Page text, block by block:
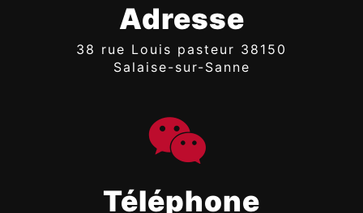
Adresse
38 rue Louis pasteur 38150
Salaise-sur-Sanne
Téléphone